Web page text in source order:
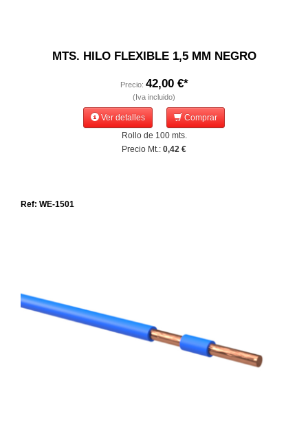
MTS. HILO FLEXIBLE 1,5 MM NEGRO
Precio: 42,00 €*
(Iva incluido)
Ver detalles
Comprar
Rollo de 100 mts.
Precio Mt.: 0,42 €
Ref: WE-1501